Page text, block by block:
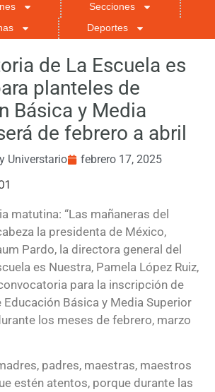
Secciones
Deportes
de La Escuela es
planteles de
Básica y Media
de febrero a abril
Universtario febrero 17, 2025
matutina: “Las mañaneras del
la presidenta de México,
Pardo, la directora general del
es Nuestra, Pamela López Ruiz,
para la inscripción de
Básica y Media Superior
los meses de febrero, marzo
padres, maestras, maestros
estén atentos, porque durante las